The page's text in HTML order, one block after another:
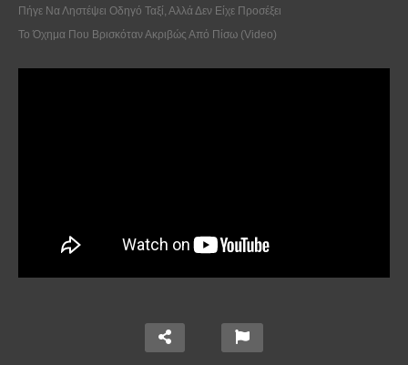
Πήγε Να Ληστέψει Οδηγό Ταξί, Αλλά Δεν Είχε Προσέξει
Το Όχημα Που Βρισκόταν Ακριβώς Από Πίσω (Video)